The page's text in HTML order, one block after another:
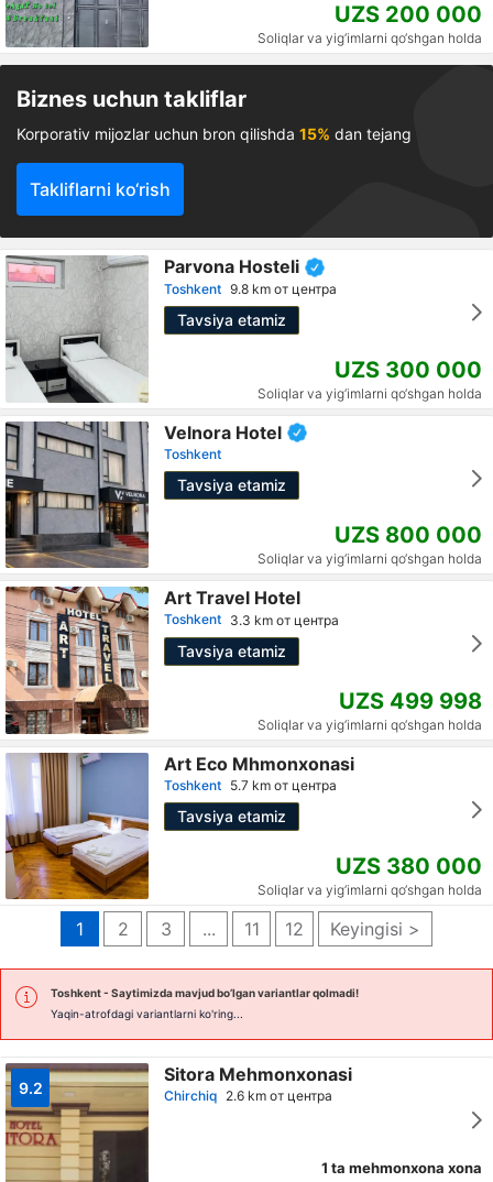
UZS 200 000
Soliqlar va yig‘imlarni qo‘shgan holda
Biznes uchun takliflar
Korporativ mijozlar uchun bron qilishda 15% dan tejang
Takliflarni ko‘rish
Parvona Hosteli
Toshkent 9.8 km от центра
Tavsiya etamiz
UZS 300 000
Soliqlar va yig‘imlarni qo‘shgan holda
Velnora Hotel
Toshkent
Tavsiya etamiz
UZS 800 000
Soliqlar va yig‘imlarni qo‘shgan holda
Art Travel Hotel
Toshkent 3.3 km от центра
Tavsiya etamiz
UZS 499 998
Soliqlar va yig‘imlarni qo‘shgan holda
Art Eco Mhmonxonasi
Toshkent 5.7 km от центра
Tavsiya etamiz
UZS 380 000
Soliqlar va yig‘imlarni qo‘shgan holda
1 2 3 ... 11 12 Keyingisi >
Toshkent- Saytimizda mavjud bo’lgan variantlar qolmadi!
Yaqin-atrofdagi variantlarni ko'ring...
9.2
Sitora Mehmonxonasi
Chirchiq 2.6 km от центра
1 ta mehmonxona xona